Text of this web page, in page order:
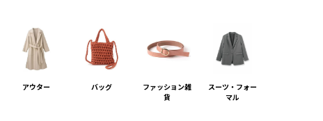
アウター バッグ
ファッション雑
貨
スーツ・フォー
マル